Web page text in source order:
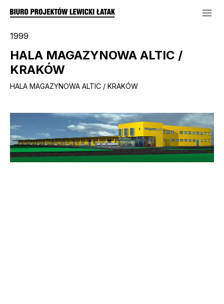
1999
HALA MAGAZYNOWA ALTIC /
KRAKÓW
HALA MAGAZYNOWA ALTIC / KRAKÓW